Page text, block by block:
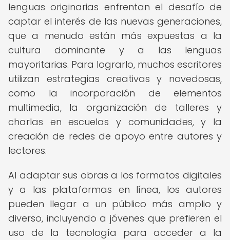
lenguas originarias enfrentan el desafío de
captar el interés de las nuevas generaciones,
que a menudo están más expuestas a la
cultura dominante y a las lenguas
mayoritarias. Para lograrlo, muchos escritores
utilizan estrategias creativas y novedosas,
como la incorporación de elementos
multimedia, la organización de talleres y
charlas en escuelas y comunidades, y la
creación de redes de apoyo entre autores y
lectores.
Al adaptar sus obras a los formatos digitales
y a las plataformas en línea, los autores
pueden llegar a un público más amplio y
diverso, incluyendo a jóvenes que prefieren el
uso de la tecnología para acceder a la